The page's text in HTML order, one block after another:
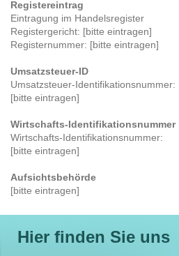
Registereintrag
Eintragung im Handelsregister
Registergericht: [bitte eintragen]
Registernummer: [bitte eintragen]
Umsatzsteuer-ID
Umsatzsteuer-Identifikationsnummer:
[bitte eintragen]
Wirtschafts-Identifikationsnummer
Wirtschafts-Identifikationsnummer:
[bitte eintragen]
Aufsichtsbehörde
[bitte eintragen]
Hier finden Sie uns